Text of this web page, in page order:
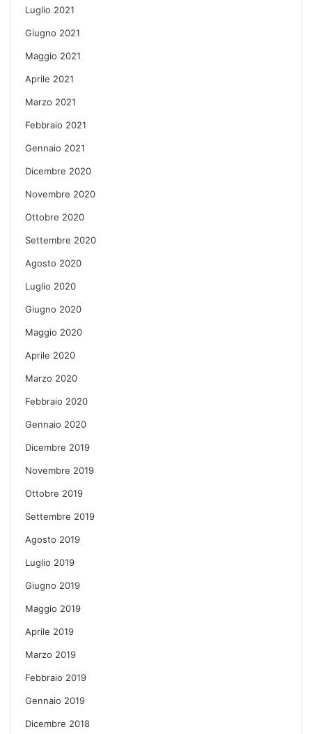
Luglio 2021
Giugno 2021
Maggio 2021
Aprile 2021
Marzo 2021
Febbraio 2021
Gennaio 2021
Dicembre 2020
Novembre 2020
Ottobre 2020
Settembre 2020
Agosto 2020
Luglio 2020
Giugno 2020
Maggio 2020
Aprile 2020
Marzo 2020
Febbraio 2020
Gennaio 2020
Dicembre 2019
Novembre 2019
Ottobre 2019
Settembre 2019
Agosto 2019
Luglio 2019
Giugno 2019
Maggio 2019
Aprile 2019
Marzo 2019
Febbraio 2019
Gennaio 2019
Dicembre 2018